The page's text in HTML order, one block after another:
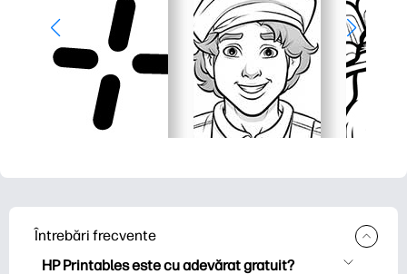
Întrebări frecvente
HP Printables este cu adevărat gratuit?